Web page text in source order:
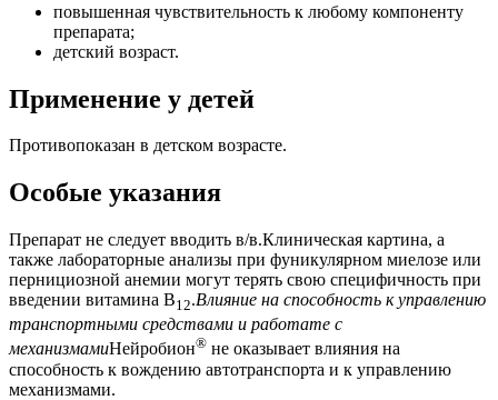
повышенная чувствительность к любому компоненту
препарата;
детский возраст.
Применение у детей
Противопоказан в детском возрасте.
Особые указания
Препарат не следует вводить в/в.Клиническая картина, а
также лабораторные анализы при фуникулярном миелозе или
пернициозной анемии могут терять свою специфичность при
введении витамина B12.Влияние на способность к управлению
транспортными средствами и работате с
механизмамиНейробион® не оказывает влияния на
способность к вождению автотранспорта и к управлению
механизмами.